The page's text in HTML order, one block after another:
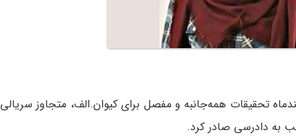
تحقیقات همه‌جانبه و مفصل برای کیوان‌.الف، متجاوز سریالی
به دادرسی صادر کرد.